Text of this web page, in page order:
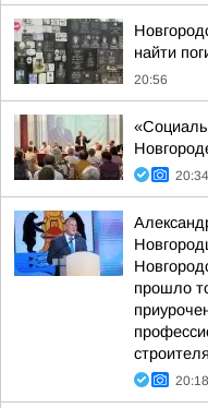
найти
20:56
20:34
прошло
строителя
20:18